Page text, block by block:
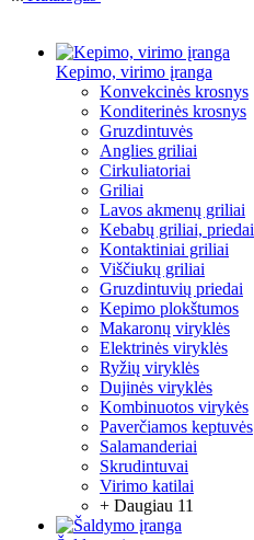
Kepimo, virimo įranga
Konvekcinės krosnys
Konditerinės krosnys
Gruzdintuvės
Anglies griliai
Cirkuliatoriai
Griliai
Lavos akmenų griliai
Kebabų griliai, priedai
Kontaktiniai griliai
Viščiukų griliai
Gruzdintuvių priedai
Kepimo plokštumos
Makaronų viryklės
Elektrinės viryklės
Ryžių viryklės
Dujinės viryklės
Kombinuotos virykės
Paverčiamos keptuvės
Salamanderiai
Skrudintuvai
Virimo katilai
+ Daugiau 11